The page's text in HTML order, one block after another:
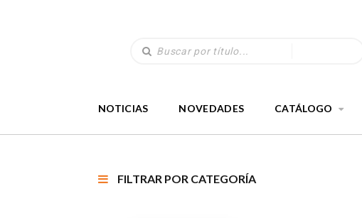
NOTICIAS NOVEDADES CATÁLOGO
FILTRAR POR CATEGORÍA